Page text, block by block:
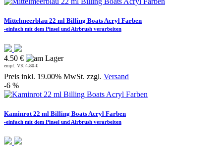
Mittelmeerblau 22 ml Billing Boats Acryl Farben
-einfach mit dem Pinsel und Airbrush verarbeiten
4.50 €
empf. VK 4.80 €
Preis inkl. 19.00% MwSt. zzgl. Versand
-6 %
Kaminrot 22 ml Billing Boats Acryl Farben
-einfach mit dem Pinsel und Airbrush verarbeiten